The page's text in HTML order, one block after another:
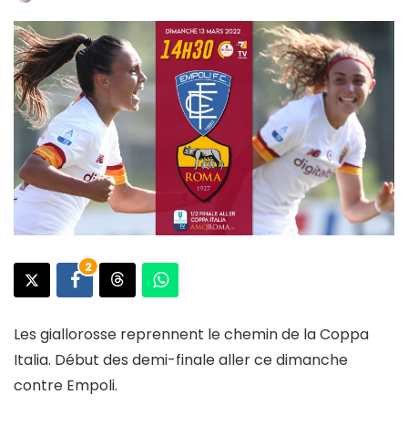
2
Les giallorosse reprennent le chemin de la Coppa
Italia. Début des demi-finale aller ce dimanche
contre Empoli.